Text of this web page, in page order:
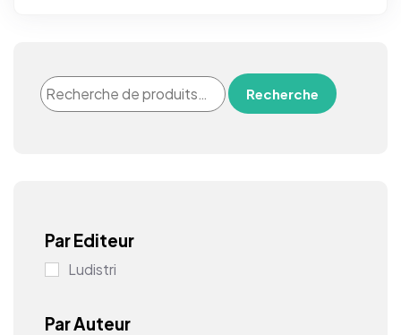
Recherche
Par Editeur
Ludistri
Par Auteur